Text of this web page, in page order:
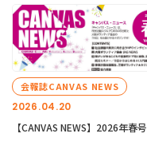
2026.04.20
会報誌CANVAS NEWS
【CANVAS NEWS】2026年春号